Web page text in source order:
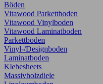
Böden
Vitawood Parkettboden
Vitawood Vinylboden
Vitawood Laminatboden
Parkettboden
Vinyl-/Designboden
Laminatboden
Klebesheets
Massivholzdiele